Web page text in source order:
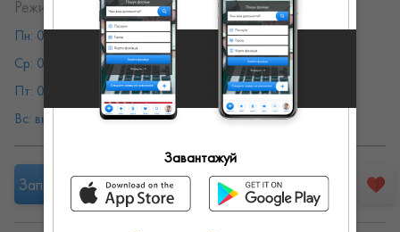
Режим работы:
Пн: 08:00 - 19:00
Вт: 08:00 - 19:00
Ср: 08:00 - 19:00
Чт: 08:00 - 19:00
Пт: 08:00 - 19:00
Сб: 08:00 - 19:00
Вс: выходной
Запропонувати роботу
Завантажуй